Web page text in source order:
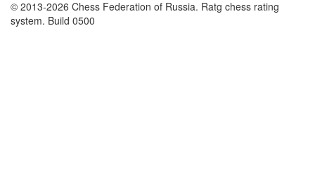
© 2013-2026 Chess Federation of Russia. Ratg chess rating
system. Build 0500